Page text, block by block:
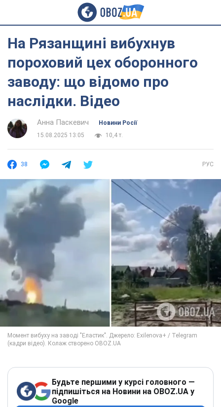
На Рязанщині вибухнув
пороховий цех оборонного
заводу: що відомо про
наслідки. Відео
Анна Паскевич
Новини Росії
15.08.2025 13:05
10,4 т.
38 РУС
Будьте першими у курсі головного —
підпишіться на Новини на OBOZ.UA у
Google